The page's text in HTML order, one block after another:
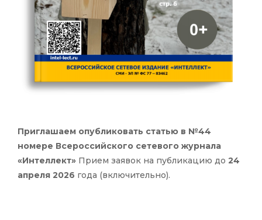
Приглашаем опубликовать статью в №44
номере Всероссийского сетевого журнала
«Интеллект» Прием заявок на публикацию до 24
апреля 2026 года (включительно).